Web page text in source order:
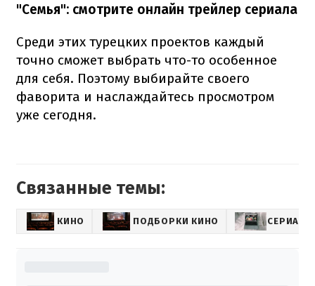
"Семья": смотрите онлайн трейлер сериала
Среди этих турецких проектов каждый
точно сможет выбрать что-то особенное
для себя. Поэтому выбирайте своего
фаворита и наслаждайтесь просмотром
уже сегодня.
Связанные темы:
КИНО ПОДБОРКИ КИНО СЕРИАЛЫ